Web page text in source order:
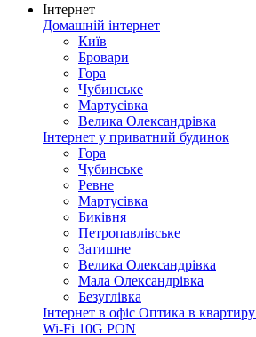
Інтернет
Домашній інтернет
Київ
Бровари
Гора
Чубинське
Мартусівка
Велика Олександрівка
Інтернет у приватний будинок
Гора
Чубинське
Ревне
Мартусівка
Биківня
Петропавлівське
Затишне
Велика Олександрівка
Мала Олександрівка
Безуглівка
Інтернет в офіс Оптика в квартиру
Wi-Fi 10G PON